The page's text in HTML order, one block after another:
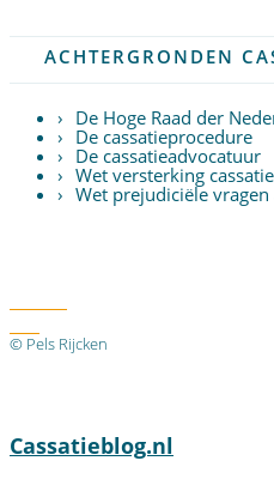
ACHTERGRONDEN
De Hoge Raad der
De cassatieprocedure
De cassatieadvocatuur
Wet versterking
Wet prejudiciële vragen
© Pels Rijcken
Cassatieblog.nl